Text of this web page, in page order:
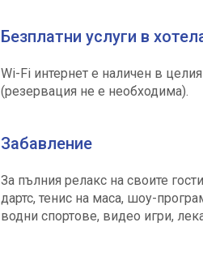
Безплатни услуги в
Wi-Fi интернет е наличен в
(резервация не е необходима).
Забавление
За пълния релакс на своите
дартс, тенис на маса, шоу-
водни спортове, видео игри,